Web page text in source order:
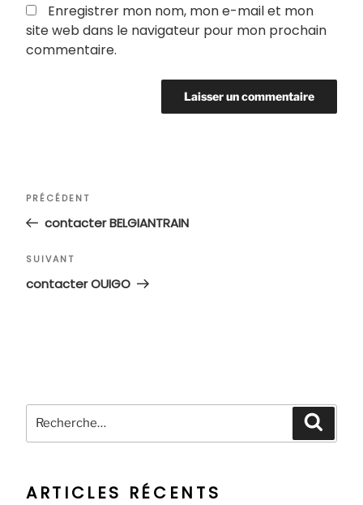
Enregistrer mon nom, mon e-mail et mon
site web dans le navigateur pour mon prochain
commentaire.
Navigation
l’article
Article
précédent
PRÉCÉDENT
contacter BELGIANTRAIN
Article
suivant
SUIVANT
contacter OUIGO
Recherche
pour
ARTICLES RÉCENTS